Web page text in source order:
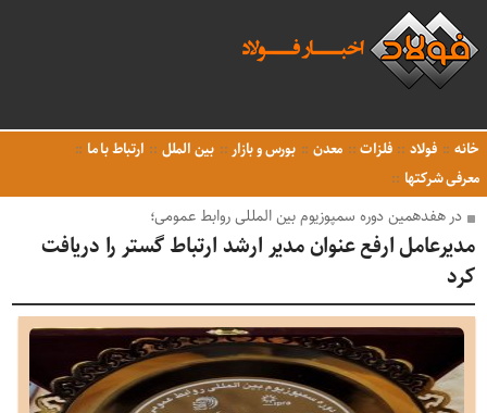
خانه فولاد فلزات معدن بورس و بازار بین الملل
ارتباط با ما
معرفی شرکتها
در هفدهمین دوره سمپوزیوم بین المللی روابط عمومی؛
مدیرعامل ارفع عنوان مدیر ارشد ارتباط گستر را دریافت
کرد